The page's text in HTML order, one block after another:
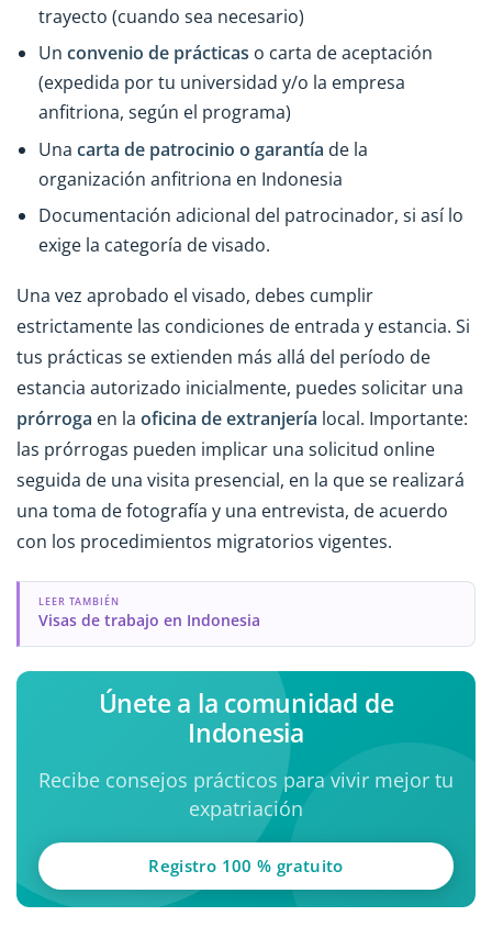
trayecto (cuando sea necesario)
Un convenio de prácticas o carta de aceptación
(expedida por tu universidad y/o la empresa
anfitriona, según el programa)
Una carta de patrocinio o garantía de la
organización anfitriona en Indonesia
Documentación adicional del patrocinador, si así lo
exige la categoría de visado.
Una vez aprobado el visado, debes cumplir
estrictamente las condiciones de entrada y estancia. Si
tus prácticas se extienden más allá del período de
estancia autorizado inicialmente, puedes solicitar una
prórroga en la oficina de extranjería local. Importante:
las prórrogas pueden implicar una solicitud online
seguida de una visita presencial, en la que se realizará
una toma de fotografía y una entrevista, de acuerdo
con los procedimientos migratorios vigentes.
LEER TAMBIÉN
Visas de trabajo en Indonesia
Únete a la comunidad de
Indonesia
Recibe consejos prácticos para vivir mejor tu
expatriación
Registro 100 % gratuito